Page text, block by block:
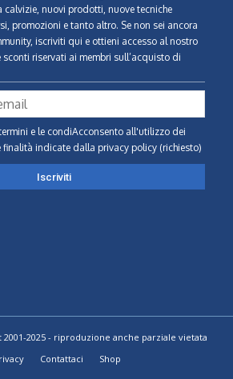
calvizie, nuovi prodotti, nuove tecniche
promozioni e tanto altro. Se non sei ancora
iscriviti qui e ottieni accesso al nostro
riservati ai membri sull’acquisto di
e le condiAcconsento all'utilizzo dei
finalità indicate dalla privacy policy (richiesto)
2025 - riproduzione anche parziale vietata
Contattaci Shop